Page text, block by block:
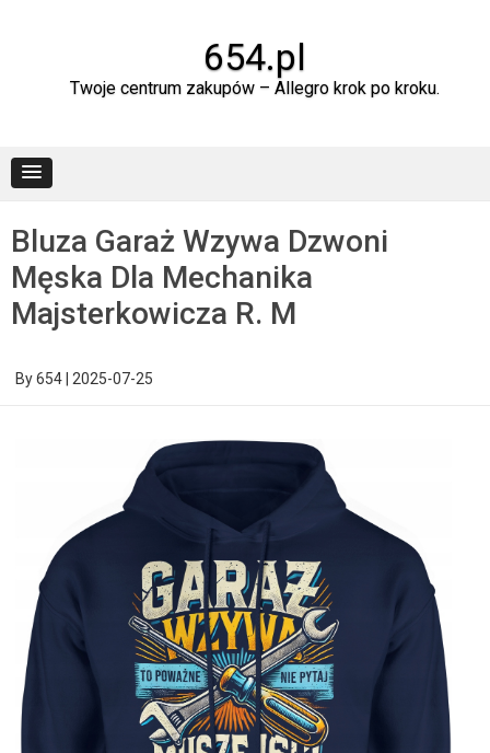
654.pl
Twoje centrum zakupów – Allegro krok po kroku.
Bluza Garaż Wzywa Dzwoni
Męska Dla Mechanika
Majsterkowicza R. M
By654 2025-07-25